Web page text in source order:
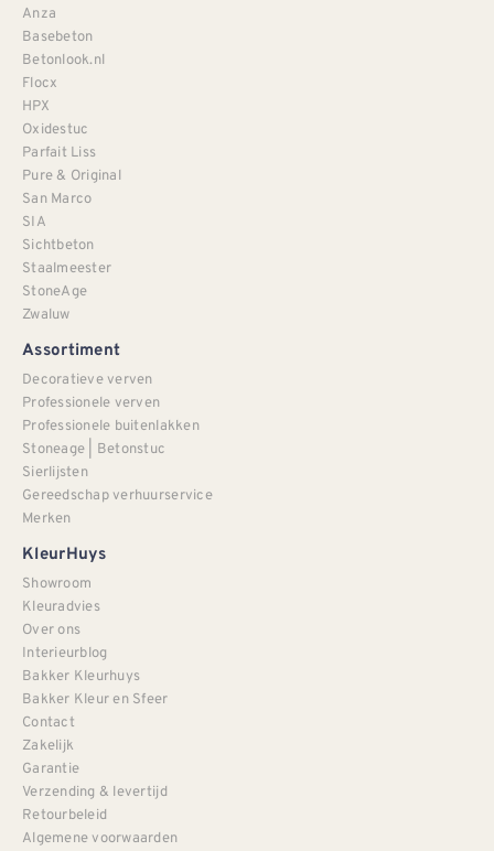
Anza
Basebeton
Betonlook.nl
Flocx
HPX
Oxidestuc
Parfait Liss
Pure & Original
San Marco
SIA
Sichtbeton
Staalmeester
StoneAge
Zwaluw
Assortiment
Decoratieve verven
Professionele verven
Professionele buitenlakken
Stoneage | Betonstuc
Sierlijsten
Gereedschap verhuurservice
Merken
KleurHuys
Showroom
Kleuradvies
Over ons
Interieurblog
Bakker Kleurhuys
Bakker Kleur en Sfeer
Contact
Zakelijk
Garantie
Verzending & levertijd
Retourbeleid
Algemene voorwaarden